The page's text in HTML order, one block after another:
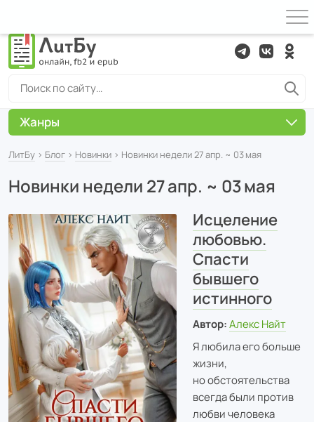
ЛитБу › Блог › Новинки › Новинки недели 27 апр. ~ 03 мая
Новинки недели 27 апр. ~ 03 мая
Исцеление
любовью.
Спасти
бывшего
истинного
Автор: Алекс Найт
Я любила его больше
жизни,
но обстоятельства
всегда были против
любви человека
Жанры